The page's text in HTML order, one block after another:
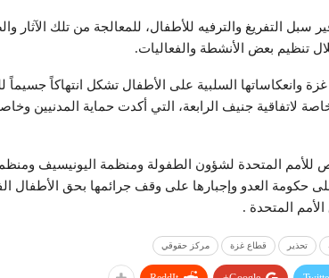
التفريغ والترفيه للأطفال، للمعالجة من تلك الآثار
تنظيم بعض الأنشطة والفعاليات.
وانعكاساتها السلبية على الأطفال تشكل انتهاكاً جسيماً
لاتفاقية جنيف الرابعة، التي أكدت حماية المدنيين
المتحدة لشؤون الطفولة ومنظمة اليونيسيف
حكومة العدو وإجبارها على وقف جرائمها بحق الأطفال
الأمم المتحدة .
تحذير قطاع غزة مركز حقوقي